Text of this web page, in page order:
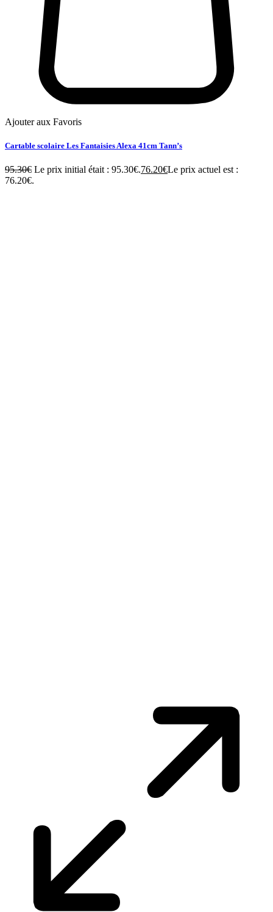
Ajouter aux Favoris
Cartable scolaire Les Fantaisies Alexa 41cm Tann’s
95.30€ Le prix initial était : 95.30€.76.20€Le prix actuel est :
76.20€.